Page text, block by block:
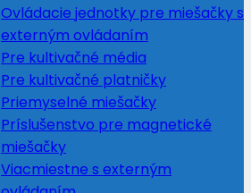
Ovládacie jednotky pre miešačky s
externým ovládaním
Pre kultivačné média
Pre kultivačné platničky
Priemyselné miešačky
Príslušenstvo pre magnetické
miešačky
Viacmiestne s externým